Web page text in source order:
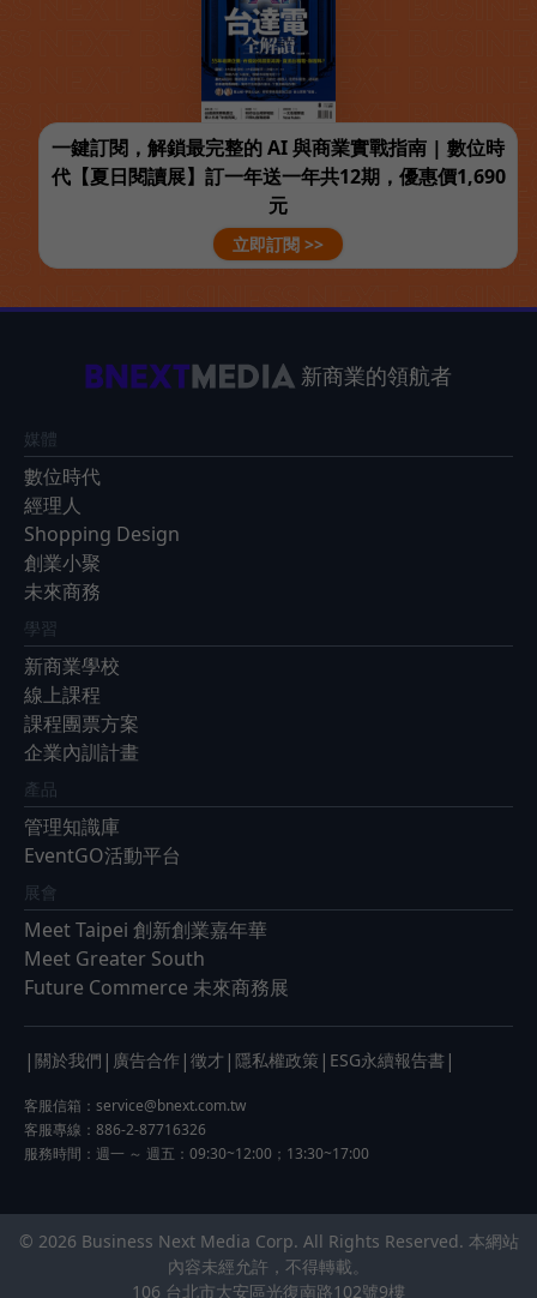
一鍵訂閱，解鎖最完整的 AI 與商業實戰指南 | 數位時
代【夏日閱讀展】訂一年送一年共12期，優惠價1,690
元
立即訂閱 >>
新商業的領航者
媒體
數位時代
經理人
Shopping Design
創業小聚
未來商務
學習
新商業學校
線上課程
課程團票方案
企業內訓計畫
產品
管理知識庫
EventGO活動平台
展會
Meet Taipei 創新創業嘉年華
Meet Greater South
Future Commerce 未來商務展
| 關於我們 | 廣告合作 | 徵才 | 隱私權政策 | ESG永續報告書 |
客服信箱： service@bnext.com.tw
客服專線：886-2-87716326
服務時間：週一 ～ 週五：09:30~12:00；13:30~17:00
© 2026 Business Next Media Corp. All Rights Reserved. 本網站
內容未經允許，不得轉載。
106 台北市大安區光復南路102號9樓